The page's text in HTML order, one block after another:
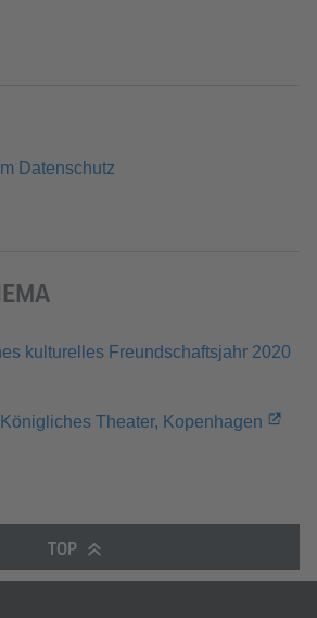
Datenschutz
kulturelles Freundschaftsjahr 2020
Theater, Kopenhagen
TOP